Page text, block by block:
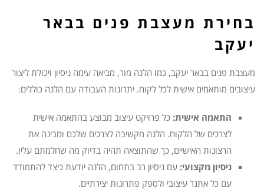
בחירת מעצבת פנים בבאר
יעקב
מעצבת פנים בבאר יעקב, כמו הלנה מור, מביאה עימה ניסיון ויכולת ליצור
עיצובים מותאמים אישית לכל לקוח. יתרונות העבודה עם הלנה כוללים:
התאמה אישית: כל פרויקט עיצוב מבוצע בהתאמה אישית
לצרכים של הלקוח. הלנה מקשיבה לצרכים שלכם ומבינה את
הרצונות האישיים, כך שהתוצאה תהיה בדיוק מה שחלמתם עליו.
ניסיון מקצועי: עם ניסיון רב בתחום, הלנה יודעת כיצד להתמודד
עם כל אתגר עיצובי ולספק פתרונות יצירתיים.